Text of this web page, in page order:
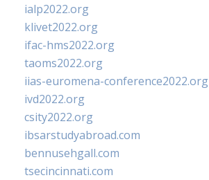
ialp2022.org
klivet2022.org
ifac-hms2022.org
taoms2022.org
iias-euromena-conference2022.org
ivd2022.org
csity2022.org
ibsarstudyabroad.com
bennusehgall.com
tsecincinnati.com